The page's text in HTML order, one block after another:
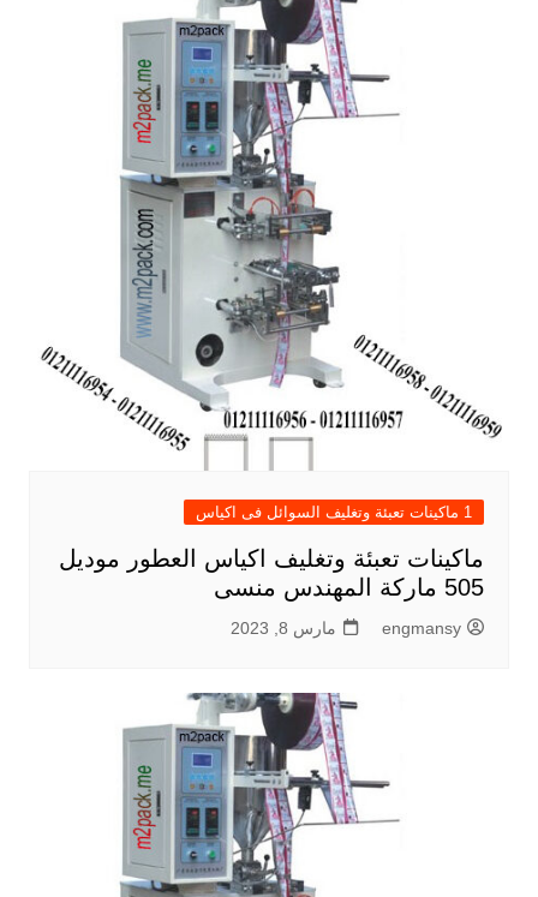
1 ماكينات تعبئة وتغليف السوائل فى اكياس
ماكينات تعبئة وتغليف اكياس العطور موديل
505 ماركة المهندس منسى
engmansy مارس 8, 2023